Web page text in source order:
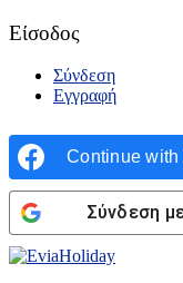
Είσοδος
Σύνδεση
Εγγραφή
Continue with
Σύνδεση